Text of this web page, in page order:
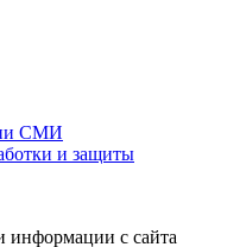
СМИ
и защиты
информации с сайта